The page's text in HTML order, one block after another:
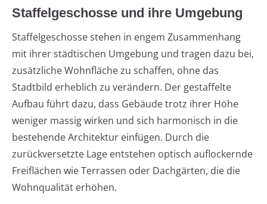
Staffelgeschosse und ihre Umgebung
Staffelgeschosse stehen in engem Zusammenhang
mit ihrer städtischen Umgebung und tragen dazu bei,
zusätzliche Wohnfläche zu schaffen, ohne das
Stadtbild erheblich zu verändern. Der gestaffelte
Aufbau führt dazu, dass Gebäude trotz ihrer Höhe
weniger massig wirken und sich harmonisch in die
bestehende Architektur einfügen. Durch die
zurückversetzte Lage entstehen optisch auflockernde
Freiflächen wie Terrassen oder Dachgärten, die die
Wohnqualität erhöhen.